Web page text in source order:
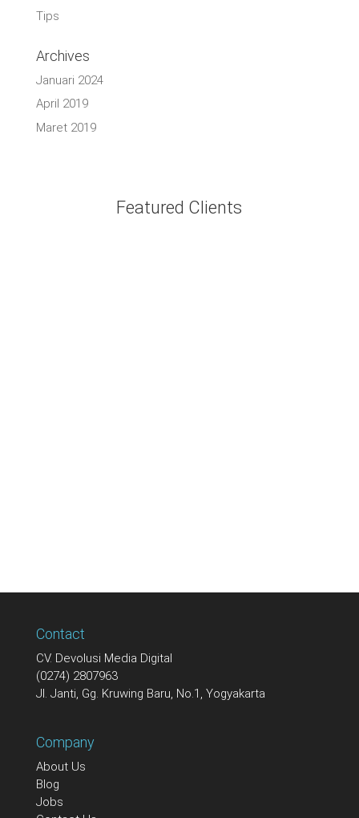
Tips
Archives
Januari 2024
April 2019
Maret 2019
Featured Clients
Contact
CV. Devolusi Media Digital
(0274) 2807963
Jl. Janti, Gg. Kruwing Baru, No.1, Yogyakarta
Company
About Us
Blog
Jobs